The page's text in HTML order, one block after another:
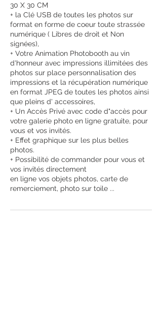
30 X 30 CM
+ la Clé USB de toutes les photos sur
format en forme de coeur toute strassée
numérique ( Libres de droit et Non
signées),
+ Votre Animation Photobooth au vin
d'honneur avec impressions illimitées des
photos sur place personnalisation des
impressions et la récupération numérique
en format JPEG de toutes les photos ainsi
que pleins d' accessoires,
+ Un Accès Privé avec code d"accès pour
votre galerie photo en ligne gratuite, pour
vous et vos invités.
+ Effet graphique sur les plus belles
photos.
+ Possibilité de commander pour vous et
vos invités directement
en ligne vos objets photos, carte de
remerciement, photo sur toile ...